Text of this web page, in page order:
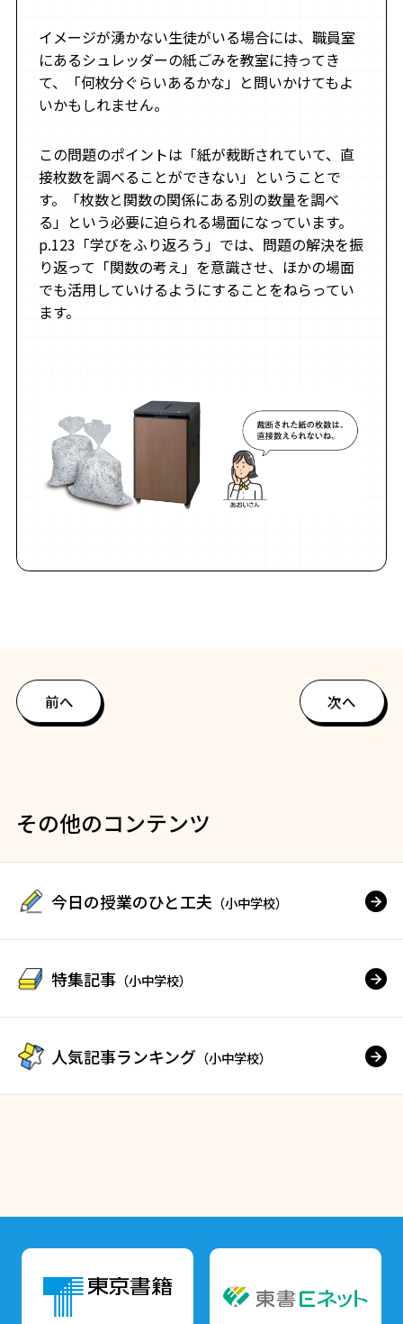
イメージが湧かない生徒がいる場合には、職員室
にあるシュレッダーの紙ごみを教室に持ってき
て、「何枚分ぐらいあるかな」と問いかけてもよ
いかもしれません。
この問題のポイントは「紙が裁断されていて、直
接枚数を調べることができない」ということで
す。「枚数と関数の関係にある別の数量を調べ
る」という必要に迫られる場面になっています。
p.123「学びをふり返ろう」では、問題の解決を振
り返って「関数の考え」を意識させ、ほかの場面
でも活用していけるようにすることをねらってい
ます。
前へ 次へ
その他のコンテンツ
今日の授業のひと工夫 （小中学校）
特集記事 （小中学校）
人気記事ランキング （小中学校）